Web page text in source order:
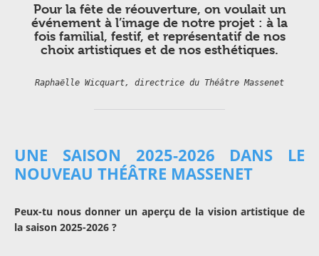
Pour la fête de réouverture, on voulait un
événement à l’image de notre projet : à la
fois familial, festif, et représentatif de nos
choix artistiques et de nos esthétiques.
Raphaëlle Wicquart, directrice du Théâtre Massenet
UNE SAISON 2025-2026 DANS LE
NOUVEAU THÉÂTRE MASSENET
Peux-tu nous donner un aperçu de la vision artistique de
la saison 2025-2026 ?